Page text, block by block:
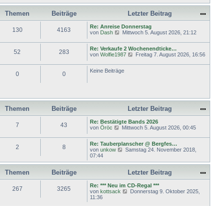
g
i
t
r
a
g
e
e
i
t
r
a
g
u
t
e
r
e
i
t
r
Themen Beiträge
Letzter Beitrag
130 4163
Re: Anreise Donnerstag
von Dash
N
u
e
s
r
r
g
Mittwoch 5. August 2026, 21:12
52 283
Re: Verkaufe 2 Wochenendticke…
von Wolfie1987
N
u
B
e
i
r
a
g
Freitag 7. August 2026, 16:56
0 0 Keine Beiträge
Themen Beiträge
Letzter Beitrag
7 43
Re: Bestätigte Bands 2026
von Öröc
N
u
e
s
e
e
i
t
Mittwoch 5. August 2026, 00:45
2 8
Re: Tauberplanscher @ Bergfes…
von unkow
N
u
e
t
e
r
Samstag 24. November 2018,
07:44
Themen Beiträge
Letzter Beitrag
267 3265
Re: *** Neu im CD-Regal ***
von kottsack
NDonnerstag 9. Oktober 2025,
11:36